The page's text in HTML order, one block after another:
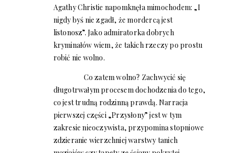
Agathy Christie napomknęła mimochodem: „I
nigdy byś nie zgadł, że mordercą jest
listonosz”. Jako admiratorka dobrych
kryminałów wiem, że takich rzeczy po prostu
robić nie wolno.
Co zatem wolno? Zachwycić się
długotrwałym procesem dochodzenia do tego,
co jest trudną rodzinną prawdą. Narracja
pierwszej części „Przysłony” jest w tym
zakresie nieoczywista, przypomina stopniowe
zdzieranie wierzchniej warstwy tanich